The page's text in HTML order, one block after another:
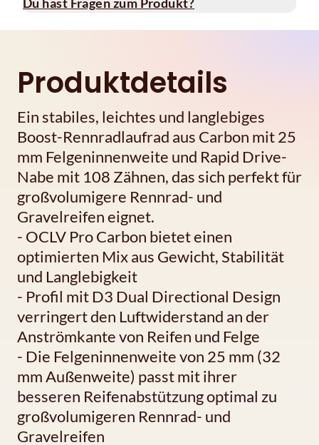
Produktdetails
Ein stabiles, leichtes und langlebiges
Boost-Rennradlaufrad aus Carbon mit 25
mm Felgeninnenweite und Rapid Drive-
Nabe mit 108 Zähnen, das sich perfekt für
großvolumigere Rennrad- und
Gravelreifen eignet.
- OCLV Pro Carbon bietet einen
optimierten Mix aus Gewicht, Stabilität
und Langlebigkeit
- Profil mit D3 Dual Directional Design
verringert den Luftwiderstand an der
Anströmkante von Reifen und Felge
- Die Felgeninnenweite von 25 mm (32
mm Außenweite) passt mit ihrer
besseren Reifenabstützung optimal zu
großvolumigeren Rennrad- und
Gravelreifen